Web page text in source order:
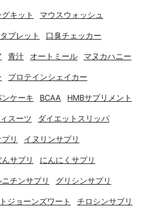
キット マウスウォッシュ
ブレット 口臭チェッカー
青汁 オートミール マヌカハニー
プロテインシェイカー
ケーキ BCAA HMBサプリメント
スーツ ダイエットスリッパ
リ イヌリンサプリ
サプリ にんにくサプリ
ニチンサプリ グリシンサプリ
ジョーンズワート チロシンサプリ